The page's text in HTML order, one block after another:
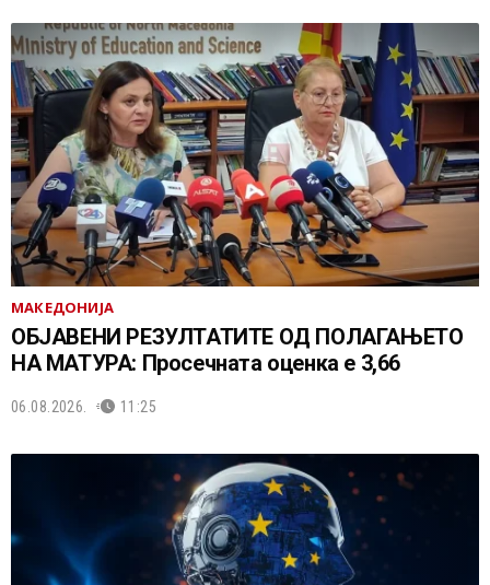
МАКЕДОНИЈА
ОБЈАВЕНИ РЕЗУЛТАТИТЕ ОД ПОЛАГАЊЕТО
НА МАТУРА: Просечната оценка е 3,66
06.08.2026. 11:25